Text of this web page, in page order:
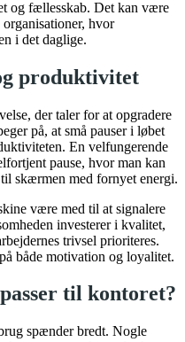
og fællesskab. Det kan være
hvor
i det daglige.
produktivitet
der taler for at opgradere
på, at små pauser i løbet
En velfungerende
pause, hvor man kan
skærmen med fornyet energi.
være med til at signalere
investerer i kvalitet,
trivsel prioriteres.
både motivation og loyalitet.
til kontoret?
spænder bredt. Nogle